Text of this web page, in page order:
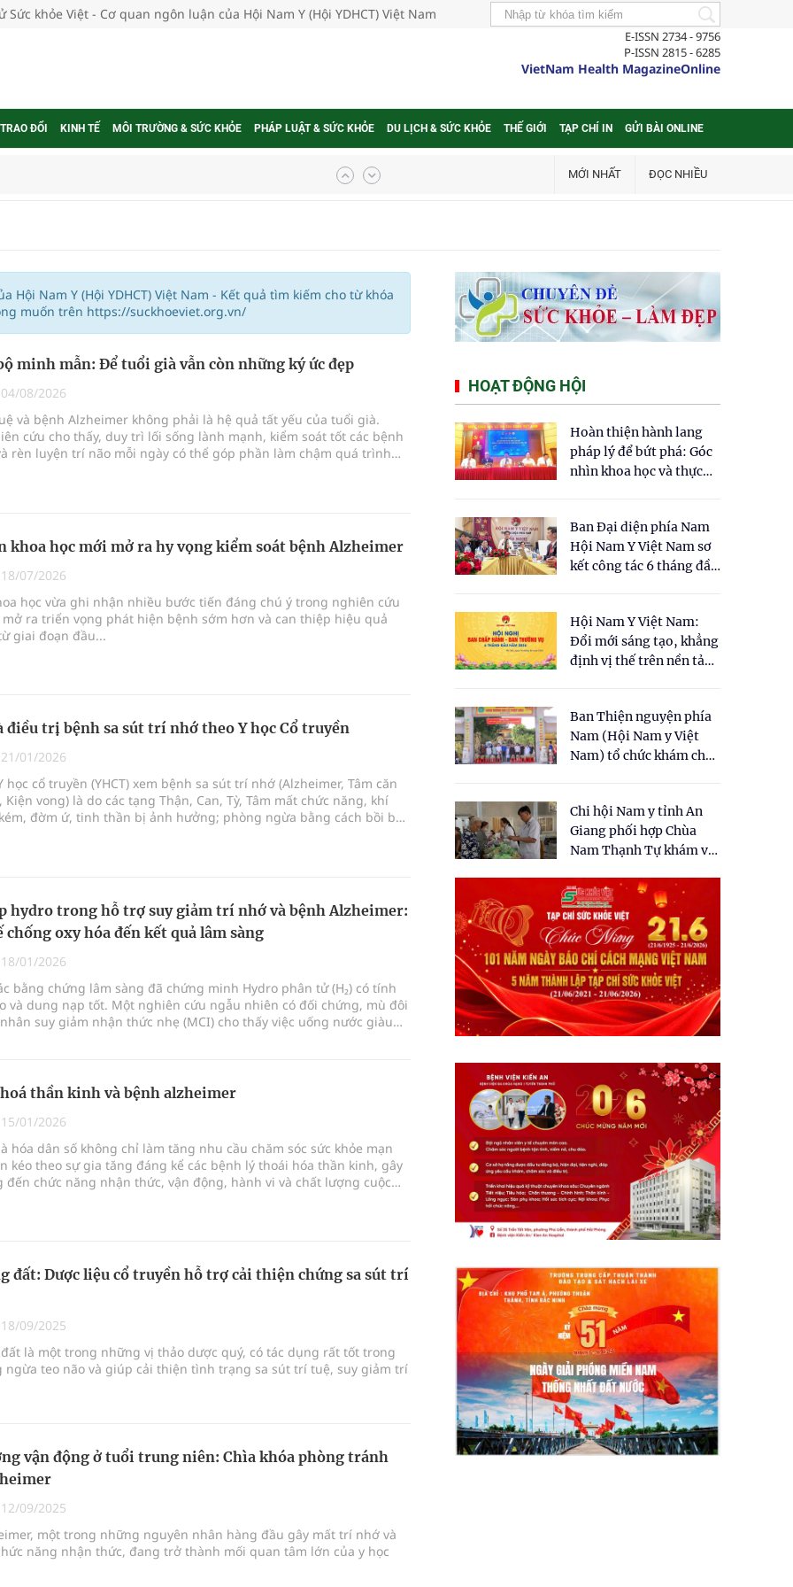
Sức khỏe Việt - Cơ quan ngôn luận của Hội Nam Y (Hội YDHCT) Việt Nam
E-ISSN 2734 - 9756
P-ISSN 2815 - 6285
VietNam Health MagazineOnline
ĐỔI KINH TẾ MÔI TRƯỜNG & SỨC KHỎE PHÁP LUẬT & SỨC KHỎE DU LỊCH & SỨC KHỎE THẾ GIỚI TẠP CHÍ IN GỬI BÀI ONLINE
Của Các Loài Nhân Sâm (Panax Spp.): Tổng
quốc
mới của Việt Nam
hai cấp trong quản lý hoạt động nha khoa,
lực cho môi trường và cộng đồng
thực tế
MỚI NHẤT ĐỌC NHIỀU
Hội Nam Y (Hội YDHCT) Việt Nam - Kết quả tìm kiếm cho từ khóa
muốn trên https://suckhoeviet.org.vn/
minh mẫn: Để tuổi già vẫn còn những ký ức đẹp
04/08/2026
và bệnh Alzheimer không phải là hệ quả tất yếu của tuổi già.
cứu cho thấy, duy trì lối sống lành mạnh, kiểm soát tốt các bệnh
rèn luyện trí não mỗi ngày có thể góp phần làm chậm quá trình
khoa học mới mở ra hy vọng kiểm soát bệnh Alzheimer
18/07/2026
học vừa ghi nhận nhiều bước tiến đáng chú ý trong nghiên cứu
mở ra triển vọng phát hiện bệnh sớm hơn và can thiệp hiệu quả
giai đoạn đầu...
điều trị bệnh sa sút trí nhớ theo Y học Cổ truyền
21/01/2026
học cổ truyền (YHCT) xem bệnh sa sút trí nhớ (Alzheimer, Tâm căn
Kiện vong) là do các tạng Thận, Can, Tỳ, Tâm mất chức năng, khí
đờm ứ, tinh thần bị ảnh hưởng; phòng ngừa bằng cách bồi bổ
hydro trong hỗ trợ suy giảm trí nhớ và bệnh Alzheimer:
chống oxy hóa đến kết quả lâm sàng
18/01/2026
bằng chứng lâm sàng đã chứng minh Hydro phân tử (H₂) có tính
và dung nạp tốt. Một nghiên cứu ngẫu nhiên có đối chứng, mù đôi
suy giảm nhận thức nhẹ (MCI) cho thấy việc uống nước giàu
thức (p = 0,037 cho tổng điểm ADAS-cog).
thần kinh và bệnh alzheimer
15/01/2026
hóa dân số không chỉ làm tăng nhu cầu chăm sóc sức khỏe mạn
kéo theo sự gia tăng đáng kể các bệnh lý thoái hóa thần kinh, gây
đến chức năng nhận thức, vận động, hành vi và chất lượng cuộc
đất: Dược liệu cổ truyền hỗ trợ cải thiện chứng sa sút trí
18/09/2025
là một trong những vị thảo dược quý, có tác dụng rất tốt trong
ngừa teo não và giúp cải thiện tình trạng sa sút trí tuệ, suy giảm trí
vận động ở tuổi trung niên: Chìa khóa phòng tránh
12/09/2025
một trong những nguyên nhân hàng đầu gây mất trí nhớ và
năng nhận thức, đang trở thành mối quan tâm lớn của y học
HOẠT ĐỘNG HỘI
Hoàn thiện hành lang
pháp lý để bứt phá: Góc
nhìn khoa học và thực
cho Luật Y dược cổ
truyền Việt Nam"
Ban Đại diện phía Nam
Hội Nam Y Việt Nam sơ
kết công tác 6 tháng đầu
Hội Nam Y Việt Nam:
Đổi mới sáng tạo, khẳng
định vị thế trên nền tảng
Ban Thiện nguyện phía
Nam (Hội Nam y Việt
Nam) tổ chức khám chữa
dân tại xã Tân Tập
Chi hội Nam y tỉnh An
Giang phối hợp Chùa
Nam Thạnh Tự khám và
nhân dân